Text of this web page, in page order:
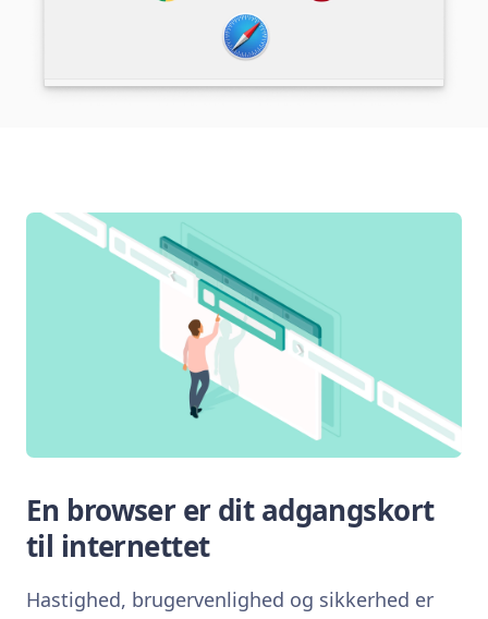
En browser er dit adgangskort
til internettet
Hastighed, brugervenlighed og sikkerhed er